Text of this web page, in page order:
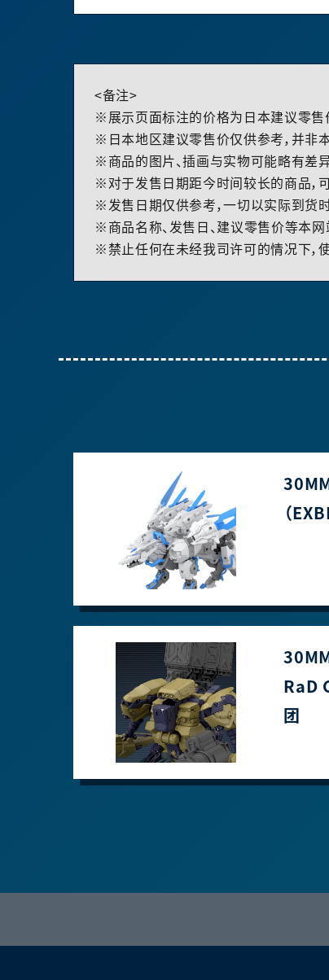
<备注>
※展示页面标注的价格为日本建议零售
※日本地区建议零售价仅供参考，并非
※商品的图片、插画与实物可能略有差异
※对于发售日期距今时间较长的商品，
※发售日期仅供参考，一切以实际到货时
※商品名称、发售日、建议零售价等本
※禁止任何在未经我司许可的情况下，使
（
RaD
团